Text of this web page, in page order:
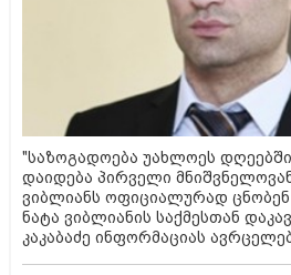
"საზოგადოება უახლოეს დღეებში
დაიდება პირველი
ვიბლიანს ოფიციალურად
ნატა ვიბლიანის საქმესთან
კაკაბაძე ინფორმაციას